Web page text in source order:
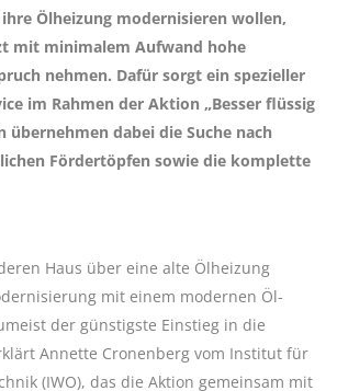
Ölheizung modernisieren wollen,
mit minimalem Aufwand hohe
nehmen. Dafür sorgt ein spezieller
im Rahmen der Aktion „Besser flüssig
übernehmen dabei die Suche nach
Fördertöpfen sowie die komplette
Haus über eine alte Ölheizung
mit einem modernen Öl-
der günstigste Einstieg in die
Annette Cronenberg vom Institut für
(IWO), das die Aktion gemeinsam mit